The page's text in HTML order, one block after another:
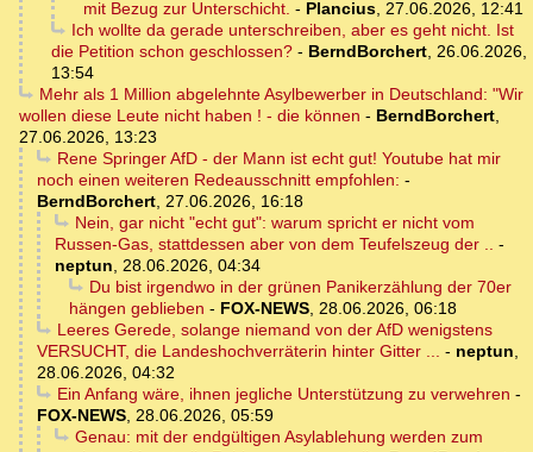
mit Bezug zur Unterschicht. - Plancius, 27.06.2026, 12:41
Ich wollte da gerade unterschreiben, aber es geht nicht. Ist
die Petition schon geschlossen? - BerndBorchert, 26.06.2026,
13:54
Mehr als 1 Million abgelehnte Asylbewerber in Deutschland: "Wir
wollen diese Leute nicht haben ! - die können - BerndBorchert,
27.06.2026, 13:23
Rene Springer AfD - der Mann ist echt gut! Youtube hat mir
noch einen weiteren Redeausschnitt empfohlen: -
BerndBorchert, 27.06.2026, 16:18
Nein, gar nicht "echt gut": warum spricht er nicht vom
Russen-Gas, stattdessen aber von dem Teufelszeug der .. -
neptun, 28.06.2026, 04:34
Du bist irgendwo in der grünen Panikerzählung der 70er
hängen geblieben - FOX-NEWS, 28.06.2026, 06:18
Leeres Gerede, solange niemand von der AfD wenigstens
VERSUCHT, die Landeshochverräterin hinter Gitter ... - neptun,
28.06.2026, 04:32
Ein Anfang wäre, ihnen jegliche Unterstützung zu verwehren -
FOX-NEWS, 28.06.2026, 05:59
Genau: mit der endgültigen Asylablehung werden zum